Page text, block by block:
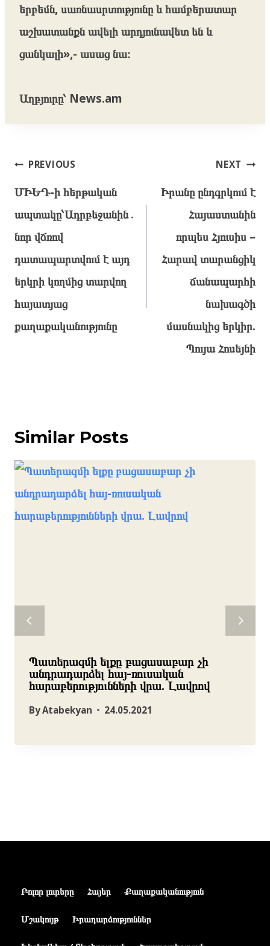
երբեմն, սառնասրտությունը և համբերատար
աշխատանքն ավելի արդյունավետ են և
ցանկալի»,- ասաց նա։
Աղբյուրը՝ News.am
Post
PREVIOUS
ՄԻԵԴ-ի հերթական
ապտակը՝Ադրբեջանին․
նոր վճռով
դատապարտվում է այդ
երկրի կողմից տարվող
հայատյաց
քաղաքականությունը
NEXT
Իրանը ընդգրկում է
Հայաստանին
որպես Հյուսիս –
Հարավ տարանցիկ
ճանապարհի
նախագծի
մասնակից երկիր.
Պույա Հոսեյնի
Similar Posts
Պատերազմի ելքը բացասաբար չի
անդրադարձել հայ-ռուսական
հարաբերությունների վրա. Լավրով
ByAtabekyan 24.05.2021
Բոլոր լուրերը Հայեր Քաղաքականություն
Մշակույթ Իրադարձություններ